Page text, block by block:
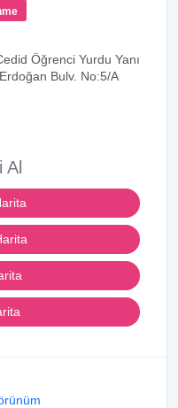
Öğrenci Yurdu Yanı
Bulv. No:5/A
Al